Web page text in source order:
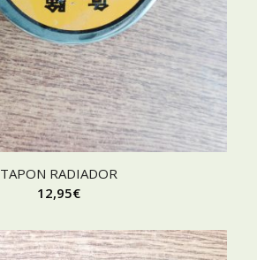
TAPON RADIADOR
12,95€